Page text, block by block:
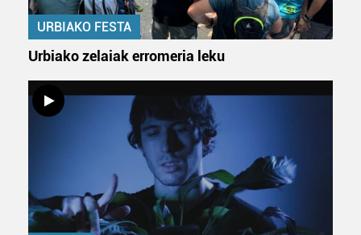
dezakezun ikusteko.
Lortu zure datu pertsonalak prozesatzeko moduari
zure baimena Cookieen adierazpenean.
Webgune honek cookie propioak eta hirugarrenen cookie-
fitxategiak erabiltzen ditu. Zure esperientzia eta
zerbitzuak hobetzeko asmoz, cookie teknologiaz
baliatzen gara. Ohar hau onartuz gero, teknologia hori
erabiltzeko baimen esplizitua ematen diguzu.Gehiago
URBIAKO FESTA
Urbiako zelaiak erromeria leku